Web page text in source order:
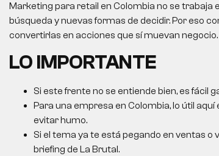
Marketing para retail en Colombia no se trabaja
búsqueda y nuevas formas de decidir. Por eso
convertirlas en acciones que sí muevan negocio.
LO IMPORTANTE
Si este frente no se entiende bien, es fácil
Para una empresa en Colombia, lo útil
evitar humo.
Si el tema ya te está pegando en ventas o
briefing de La Brutal.